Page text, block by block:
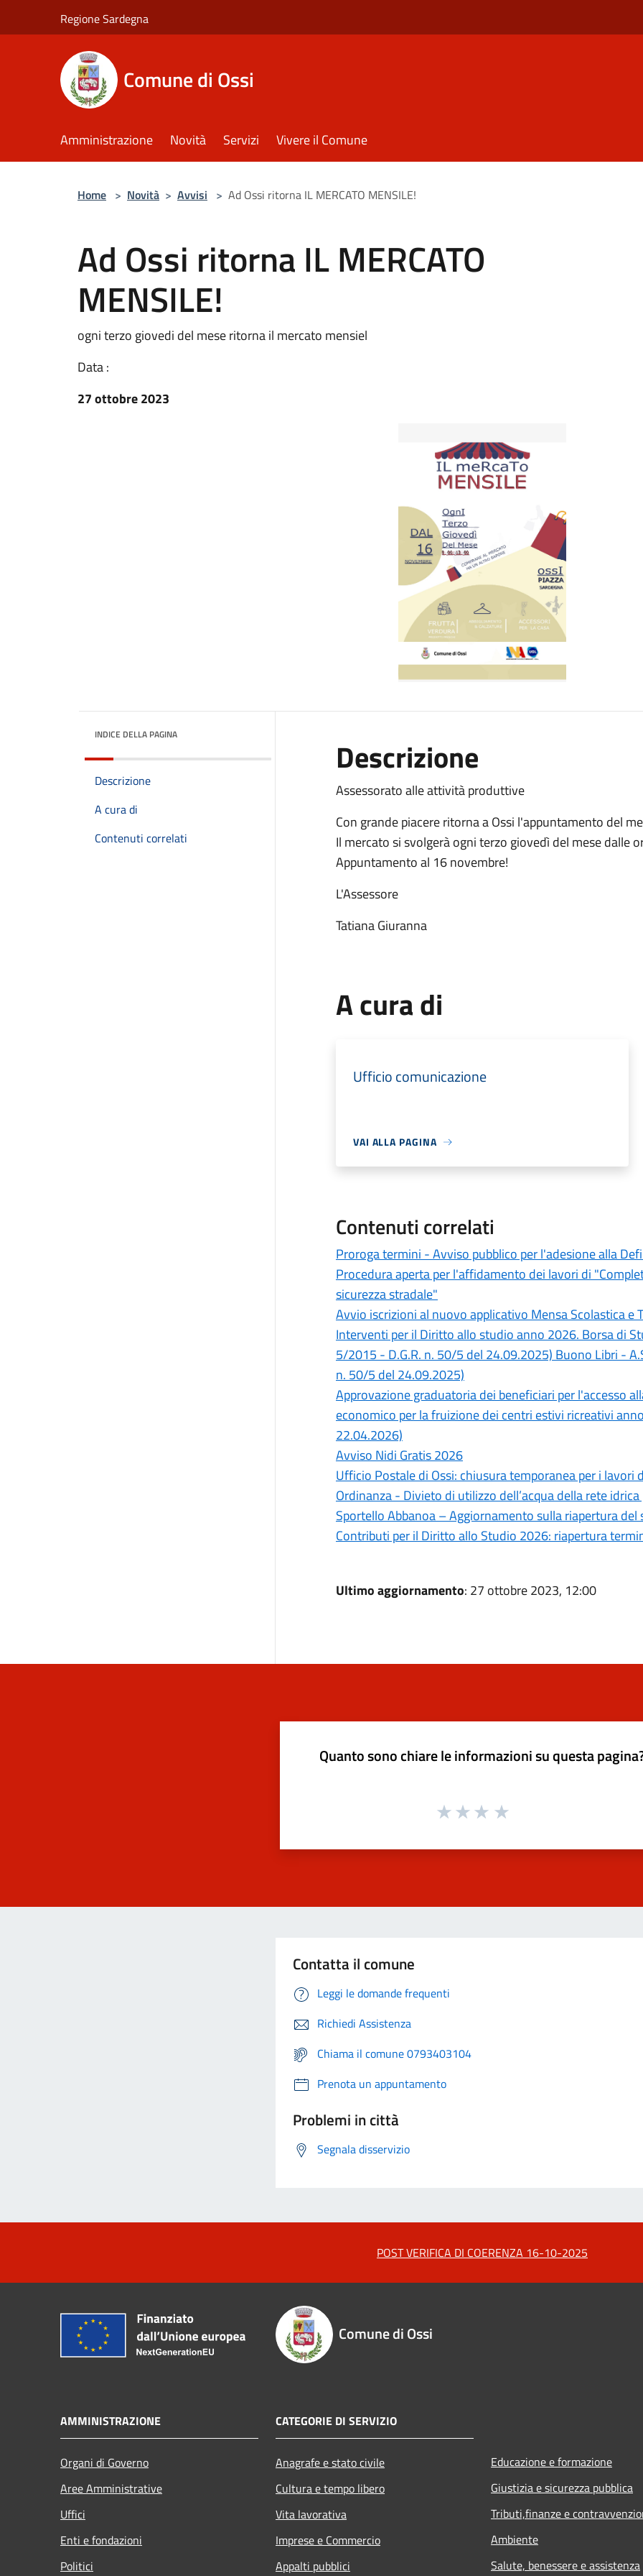
Regione Sardegna
Comune di Ossi
Amministrazione Novità Servizi Vivere il Comune
Home > Novità > Avvisi > Ad Ossi ritorna IL MERCATO MENSILE!
Ad Ossi ritorna IL MERCATO
MENSILE!
ogni terzo giovedi del mese ritorna il mercato mensiel
Data :
27 ottobre 2023
INDICE DELLA PAGINA
Descrizione
A cura di
Contenuti correlati
Descrizione
Assessorato alle attività produttive
Con grande piacere ritorna a Ossi l'appuntamento del
Il mercato si svolgerà ogni terzo giovedì del mese dalle
Appuntamento al 16 novembre!
L'Assessore
Tatiana Giuranna
A cura di
Ufficio comunicazione
VAI ALLA PAGINA
Contenuti correlati
Proroga termini - Avviso pubblico per l'adesione alla
Procedura aperta per l'affidamento dei lavori di
sicurezza stradale"
Avvio iscrizioni al nuovo applicativo Mensa Scolastica e
Interventi per il Diritto allo studio anno 2026. Borsa di
5/2015 - D.G.R. n. 50/5 del 24.09.2025) Buono Libri -
n. 50/5 del 24.09.2025)
Approvazione graduatoria dei beneficiari per l'accesso
economico per la fruizione dei centri estivi ricreativi
22.04.2026)
Avviso Nidi Gratis 2026
Ufficio Postale di Ossi: chiusura temporanea per i lavori
Ordinanza - Divieto di utilizzo dell’acqua della rete
Sportello Abbanoa – Aggiornamento sulla riapertura del
Contributi per il Diritto allo Studio 2026: riapertura
Ultimo aggiornamento: 27 ottobre 2023, 12:00
Quanto sono chiare le informazioni su questa
Contatta il comune
Leggi le domande frequenti
Richiedi Assistenza
Chiama il comune 0793403104
Prenota un appuntamento
Problemi in città
Segnala disservizio
POST VERIFICA DI COERENZA 16-10-2025
Comune di Ossi
AMMINISTRAZIONE
Organi di Governo
Aree Amministrative
Uffici
Enti e fondazioni
Politici
CATEGORIE DI SERVIZIO
Anagrafe e stato civile
Cultura e tempo libero
Vita lavorativa
Imprese e Commercio
Appalti pubblici
Educazione e formazione
Giustizia e sicurezza pubblica
Tributi,finanze e
Ambiente
Salute, benessere e assistenza